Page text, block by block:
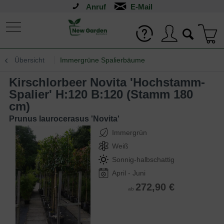
Anruf
Übersicht Immergrüne Spalierbäume
Kirschlorbeer Novita 'Hochstamm-
Spalier' H:120 B:120 (Stamm 180
cm)
Prunus laurocerasus 'Novita'
Immergrün
Weiß
Sonnig-halbschattig
April - Juni
ab 272,90 €